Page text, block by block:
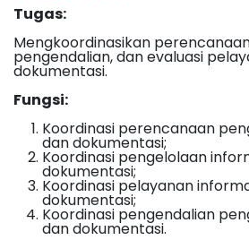
Tugas:
Mengkoordinasikan
pengendalian, dan evaluasi
dokumentasi.
Fungsi:
Koordinasi perencanaan
dan dokumentasi;
Koordinasi pengelolaan
dokumentasi;
Koordinasi pelayanan
dokumentasi;
Koordinasi pengendalian
dan dokumentasi.